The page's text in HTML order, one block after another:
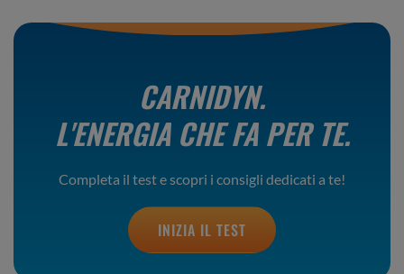
CARNIDYN.
L'ENERGIA CHE FA PER TE.
Completa il test e scopri i consigli dedicati a te!
INIZIA IL TEST